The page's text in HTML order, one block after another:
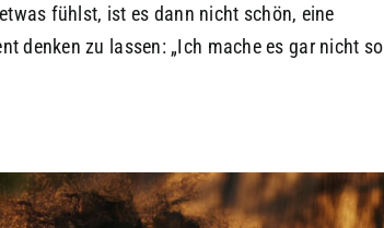
fühlst, ist es dann nicht schön, eine
denken zu lassen: „Ich mache es gar nicht so